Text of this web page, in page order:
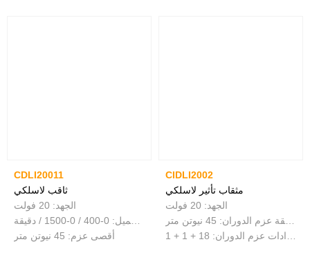
CDLI20011
ثاقب لاسلكي
الجهد: 20 فولت
أقصى عزم: 45 نيوتن متر
CIDLI2002
مثقاب تأثير لاسلكي
الجهد: 20 فولت